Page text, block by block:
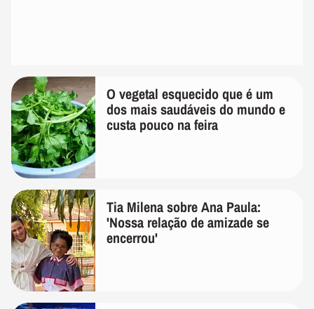
O vegetal esquecido que é um
dos mais saudáveis do mundo e
custa pouco na feira
Tia Milena sobre Ana Paula:
'Nossa relação de amizade se
encerrou'